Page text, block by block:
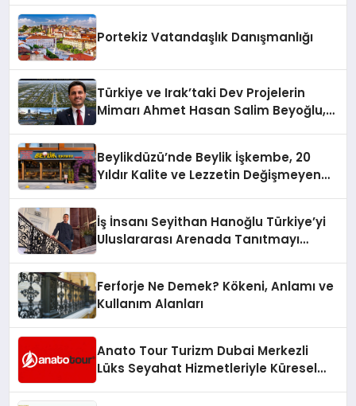
Portekiz Vatandaşlık Danışmanlığı
Türkiye ve Irak’taki Dev Projelerin
Mimarı Ahmet Hasan Salim Beyoğlu,
Hayata Geçirecek
Beylikdüzü’nde Beylik İşkembe, 20
Yıldır Kalite ve Lezzetin Değişmeyen
İş İnsanı Seyithan Hanoğlu Türkiye’yi
Uluslararası Arenada Tanıtmayı
Ferforje Ne Demek? Kökeni, Anlamı ve
Kullanım Alanları
Anato Tour Turizm Dubai Merkezli
Lüks Seyahat Hizmetleriyle Küresel